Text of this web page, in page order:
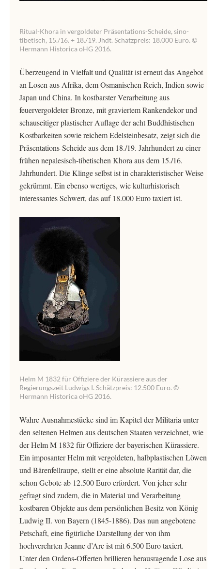
Ritual-Khora in vergoldeter Präsentations-Scheide, sino-
tibetisch, 15./16. + 18./19. Jhdt. Schätzpreis: 18.000 Euro. ©
Hermann Historica oHG 2016.
Überzeugend in Vielfalt und Qualität ist erneut das Angebot
an Losen aus Afrika, dem Osmanischen Reich, Indien sowie
Japan und China. In kostbarster Verarbeitung aus
feuervergoldeter Bronze, mit graviertem Rankendekor und
schauseitiger plastischer Auflage der acht Buddhistischen
Kostbarkeiten sowie reichem Edelsteinbesatz, zeigt sich die
Präsentations-Scheide aus dem 18./19. Jahrhundert zu einer
frühen nepalesisch-tibetischen Khora aus dem 15./16.
Jahrhundert. Die Klinge selbst ist in charakteristischer Weise
gekrümmt. Ein ebenso wertiges, wie kulturhistorisch
interessantes Schwert, das auf 18.000 Euro taxiert ist.
Helm M 1832 für Offiziere der Kürassiere aus der
Regierungszeit Ludwigs I. Schätzpreis: 12.500 Euro. ©
Hermann Historica oHG 2016.
Wahre Ausnahmestücke sind im Kapitel der Militaria unter
den seltenen Helmen aus deutschen Staaten verzeichnet, wie
der Helm M 1832 für Offiziere der bayerischen Kürassiere.
Ein imposanter Helm mit vergoldeten, halbplastischen Löwen
und Bärenfellraupe, stellt er eine absolute Rarität dar, die
schon Gebote ab 12.500 Euro erfordert. Von jeher sehr
gefragt sind zudem, die in Material und Verarbeitung
kostbaren Objekte aus dem persönlichen Besitz von König
Ludwig II. von Bayern (1845-1886). Das nun angebotene
Petschaft, eine figürliche Darstellung der von ihm
hochverehrten Jeanne d’Arc ist mit 6.500 Euro taxiert.
Unter den Ordens-Offerten brillieren herausragende Lose aus